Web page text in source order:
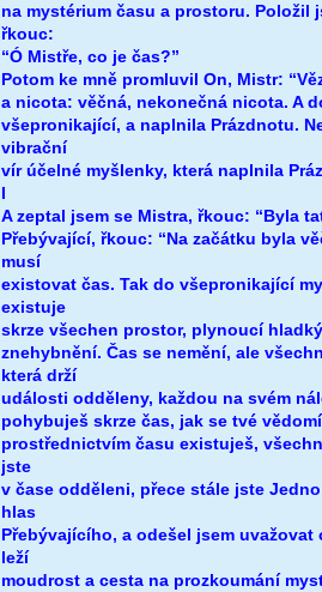
na mystérium času a prostoru. Položil
řkouc:
“Ó Mistře, co je čas?”
Potom ke mně promluvil On, Mistr:
a nicota: věčná, nekonečná nicota. A
všepronikající, a naplnila Prázdnotu.
vibrační
vír účelné myšlenky, která naplnila
I
A zeptal jsem se Mistra, řkouc: “Byla
Přebývající, řkouc: “Na začátku byla
musí
existovat čas. Tak do všepronikající
existuje
skrze všechen prostor, plynoucí
znehybnění. Čas se nemění, ale
která drží
události odděleny, každou na svém
pohybuješ skrze čas, jak se tvé
prostřednictvím času existuješ,
jste
v čase odděleni, přece stále jste
hlas
Přebývajícího, a odešel jsem
leží
moudrost a cesta na prozkoumání